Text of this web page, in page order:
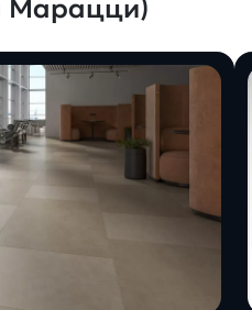
Марацци)